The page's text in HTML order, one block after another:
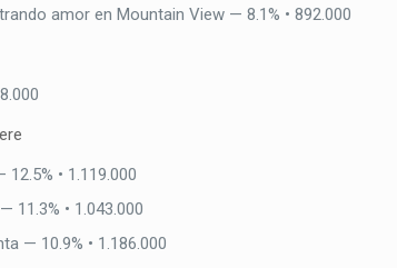
amor en Mountain View — 8.1% • 892.000
• 1.119.000
11.3% • 1.043.000
— 10.9% • 1.186.000